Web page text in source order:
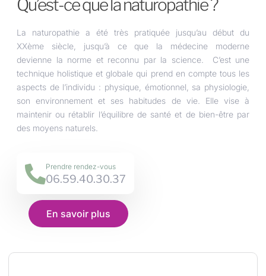
Qu’est-ce que la naturopathie ?
La naturopathie a été très pratiquée jusqu’au début du
XXème siècle, jusqu’à ce que la médecine moderne
devienne la norme et reconnu par la science. C’est une
technique holistique et globale qui prend en compte tous les
aspects de l’individu : physique, émotionnel, sa physiologie,
son environnement et ses habitudes de vie. Elle vise à
maintenir ou rétablir l’équilibre de santé et de bien-être par
des moyens naturels.
Prendre rendez-vous
06.59.40.30.37
En savoir plus